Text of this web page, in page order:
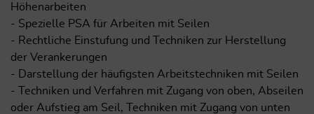
Höhenarbeiten
- Spezielle PSA für Arbeiten mit Seilen
- Rechtliche Einstufung und Techniken zur Herstellung
der Verankerungen
- Darstellung der häufigsten Arbeitstechniken mit Seilen
- Techniken und Verfahren mit Zugang von oben, Abseilen
oder Aufstieg am Seil, Techniken mit Zugang von unten